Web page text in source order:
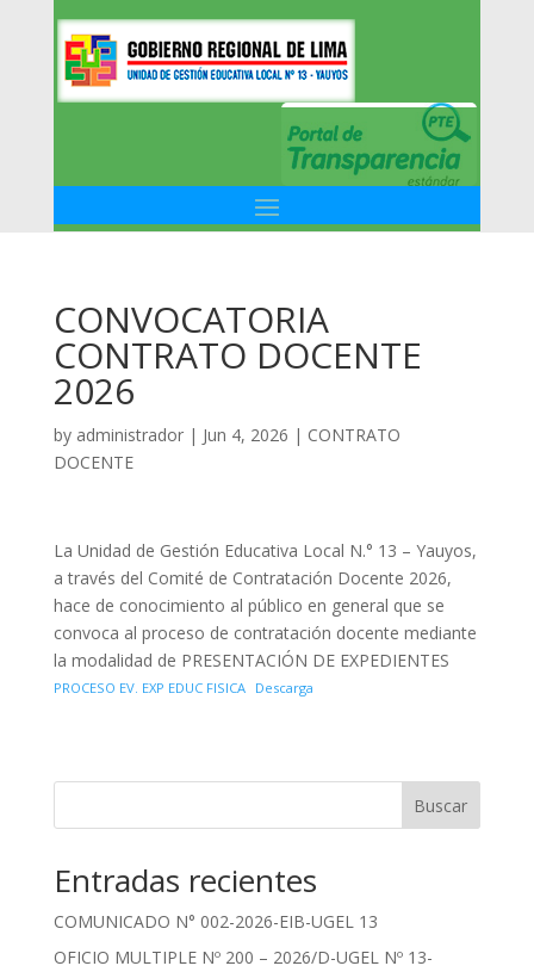
CONVOCATORIA
CONTRATO DOCENTE
2026
by administrador| Jun 4, 2026 | CONTRATO
DOCENTE
La Unidad de Gestión Educativa Local N.° 13 – Yauyos,
a través del Comité de Contratación Docente 2026,
hace de conocimiento al público en general que se
convoca al proceso de contratación docente mediante
la modalidad de PRESENTACIÓN DE EXPEDIENTES
PROCESO EV. EXP EDUC FISICA Descarga
Buscar
Entradas recientes
COMUNICADO N° 002-2026-EIB-UGEL 13
OFICIO MULTIPLE Nº 200 – 2026/D-UGEL Nº 13-